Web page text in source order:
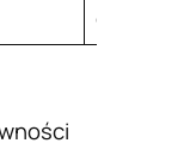
dziennie